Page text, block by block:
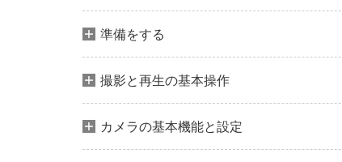
準備をする
撮影と再生の基本操作
カメラの基本機能と設定